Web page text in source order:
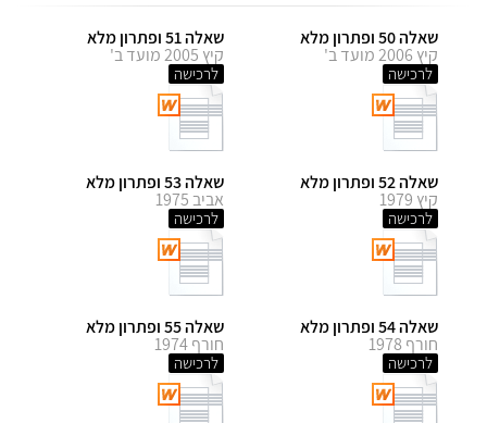
שאלה 50 ופתרון מלא
קיץ 2006 מועד ב'
לרכישה
שאלה 51 ופתרון מלא
קיץ 2005 מועד ב'
לרכישה
שאלה 52 ופתרון מלא
קיץ 1979
לרכישה
שאלה 53 ופתרון מלא
אביב 1975
לרכישה
שאלה 54 ופתרון מלא
חורף 1978
לרכישה
שאלה 55 ופתרון מלא
חורף 1974
לרכישה